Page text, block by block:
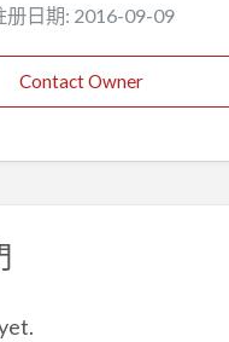
册日期: 2016-09-09
Contact Owner